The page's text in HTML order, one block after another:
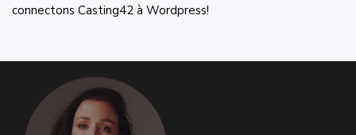
connectons Casting42 à Wordpress!